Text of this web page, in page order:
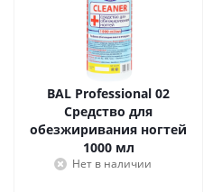
BAL Professional 02
Средство для
обезжиривания ногтей
1000 мл
Нет в наличии